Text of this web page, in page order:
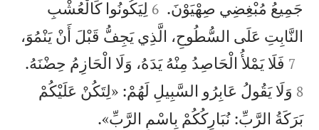
جَمِيعُ مُبْغِضِي صِهْيَوْنَ. 

6 لِيَكُونُوا كَالْعُشْبِ
النَّابِتِ عَلَى السُّطُوحِ، الَّذِي يَجِفُّ قَبْلَ أَنْ يَنْمُوَ،

7 فَلَا يَمْلأُ الْحَاصِدُ مِنْهُ يَدَهُ، وَلَا الْحَازِمُ حِضْنَهُ.
8 وَلَا يَقُولُ عَابِرُو السَّبِيلِ لَهُمْ: «لِتَكُنْ عَلَيْكُمْ
بَرَكَةُ الرَّبِّ: نُبَارِكُكُمْ بِاسْمِ الرَّبِّ».